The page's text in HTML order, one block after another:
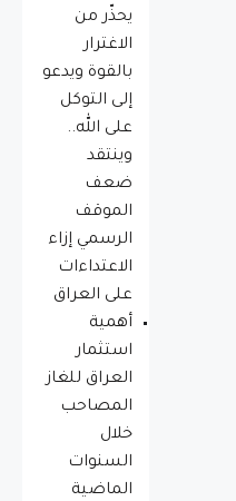
يحذّر من
الاغترار
بالقوة ويدعو
إلى التوكل
على الله..
وينتقد
ضعف
الموقف
الرسمي إزاء
الاعتداءات
على العراق
أهمية
استثمار
العراق للغاز
المصاحب
خلال
السنوات
الماضية